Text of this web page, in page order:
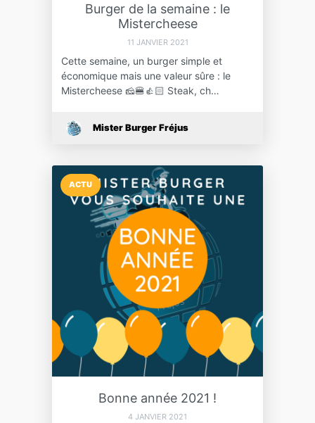
Burger de la semaine : le
Mistercheese
11 JANVIER 2021
Cette semaine, un burger simple et
économique mais une valeur sûre : le
Mistercheese 🧀🍔👍🏻 Steak, ch…
Mister Burger Fréjus
ACTU
Bonne année 2021 !
4 JANVIER 2021